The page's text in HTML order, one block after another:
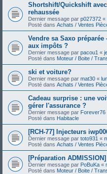
Shortshift/Quickshift
rehaussée
Dernier message par p027372 «
Posté dans Achats / Ventes
Vendre sa Saxo
aux impôts ?
Dernier message par pacou1 «
Posté dans Moteur / Boite /
ski et voiture?
Dernier message par mat30 «
Posté dans Achats / Ventes
Cadeau surprise : une
gérer l'assurance ?
Dernier message par Forever76
Posté dans Habitacle
[RCH-77] Injecteurs
Dernier message par toto931 «
Posté dans Achats / Ventes
[Préparation
Dernier message par PoBuKa «
Posté dans Moteur / Boite /